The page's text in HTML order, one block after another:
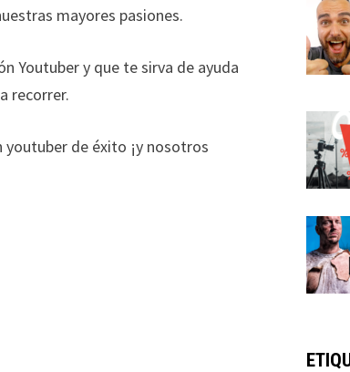
mayores pasiones.
Youtuber y que te sirva de ayuda
recorrer.
de éxito ¡y nosotros